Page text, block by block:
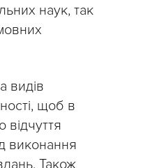
наук, так
видів
щоб в
виконання
Також